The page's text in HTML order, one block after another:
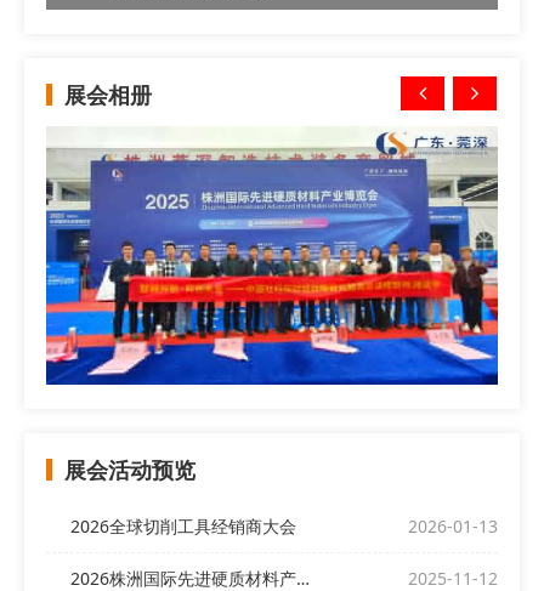
展会相册
展会活动预览
2026全球切削工具经销商大会 2026-01-13
2026株洲国际先进硬质材料产业博览会 2025-11-12